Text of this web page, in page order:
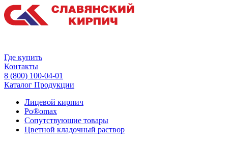
Где купить
Контакты
8 (800) 100-04-01
Каталог Продукции
Лицевой кирпич
Po®omax
Сопутствующие товары
Цветной кладочный раствор